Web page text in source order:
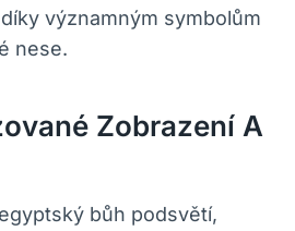
významným symbolům
nese.
Zobrazení A
bůh podsvětí,